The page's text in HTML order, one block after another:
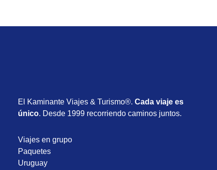
El Kaminante Viajes & Turismo®.Cada viaje es
único. Desde 1999 recorriendo caminos juntos.
Viajes en grupo
Paquetes
Uruguay